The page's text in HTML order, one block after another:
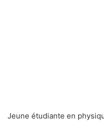
Jeune étudiante en